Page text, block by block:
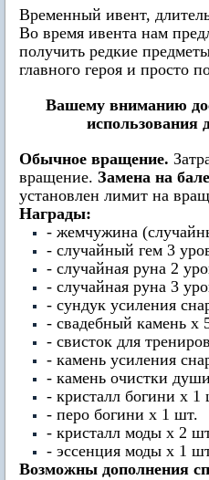
Временный ивент,
Во время ивента нам
получить редкие
главного героя и просто
Вашему вниманию
использования
Обычное вращение.
вращение. Замена на
установлен лимит на
Награды:
- жемчужина
- случайный гем 3
- случайная руна 2
- случайная руна 3
- сундук усиления
- свадебный камень х
- свисток для
- камень усиления
- камень очистки
- кристалл богини х 1
- перо богини х 1 шт.
- кристалл моды х 2
- эссенция моды х 1
Возможны дополнения